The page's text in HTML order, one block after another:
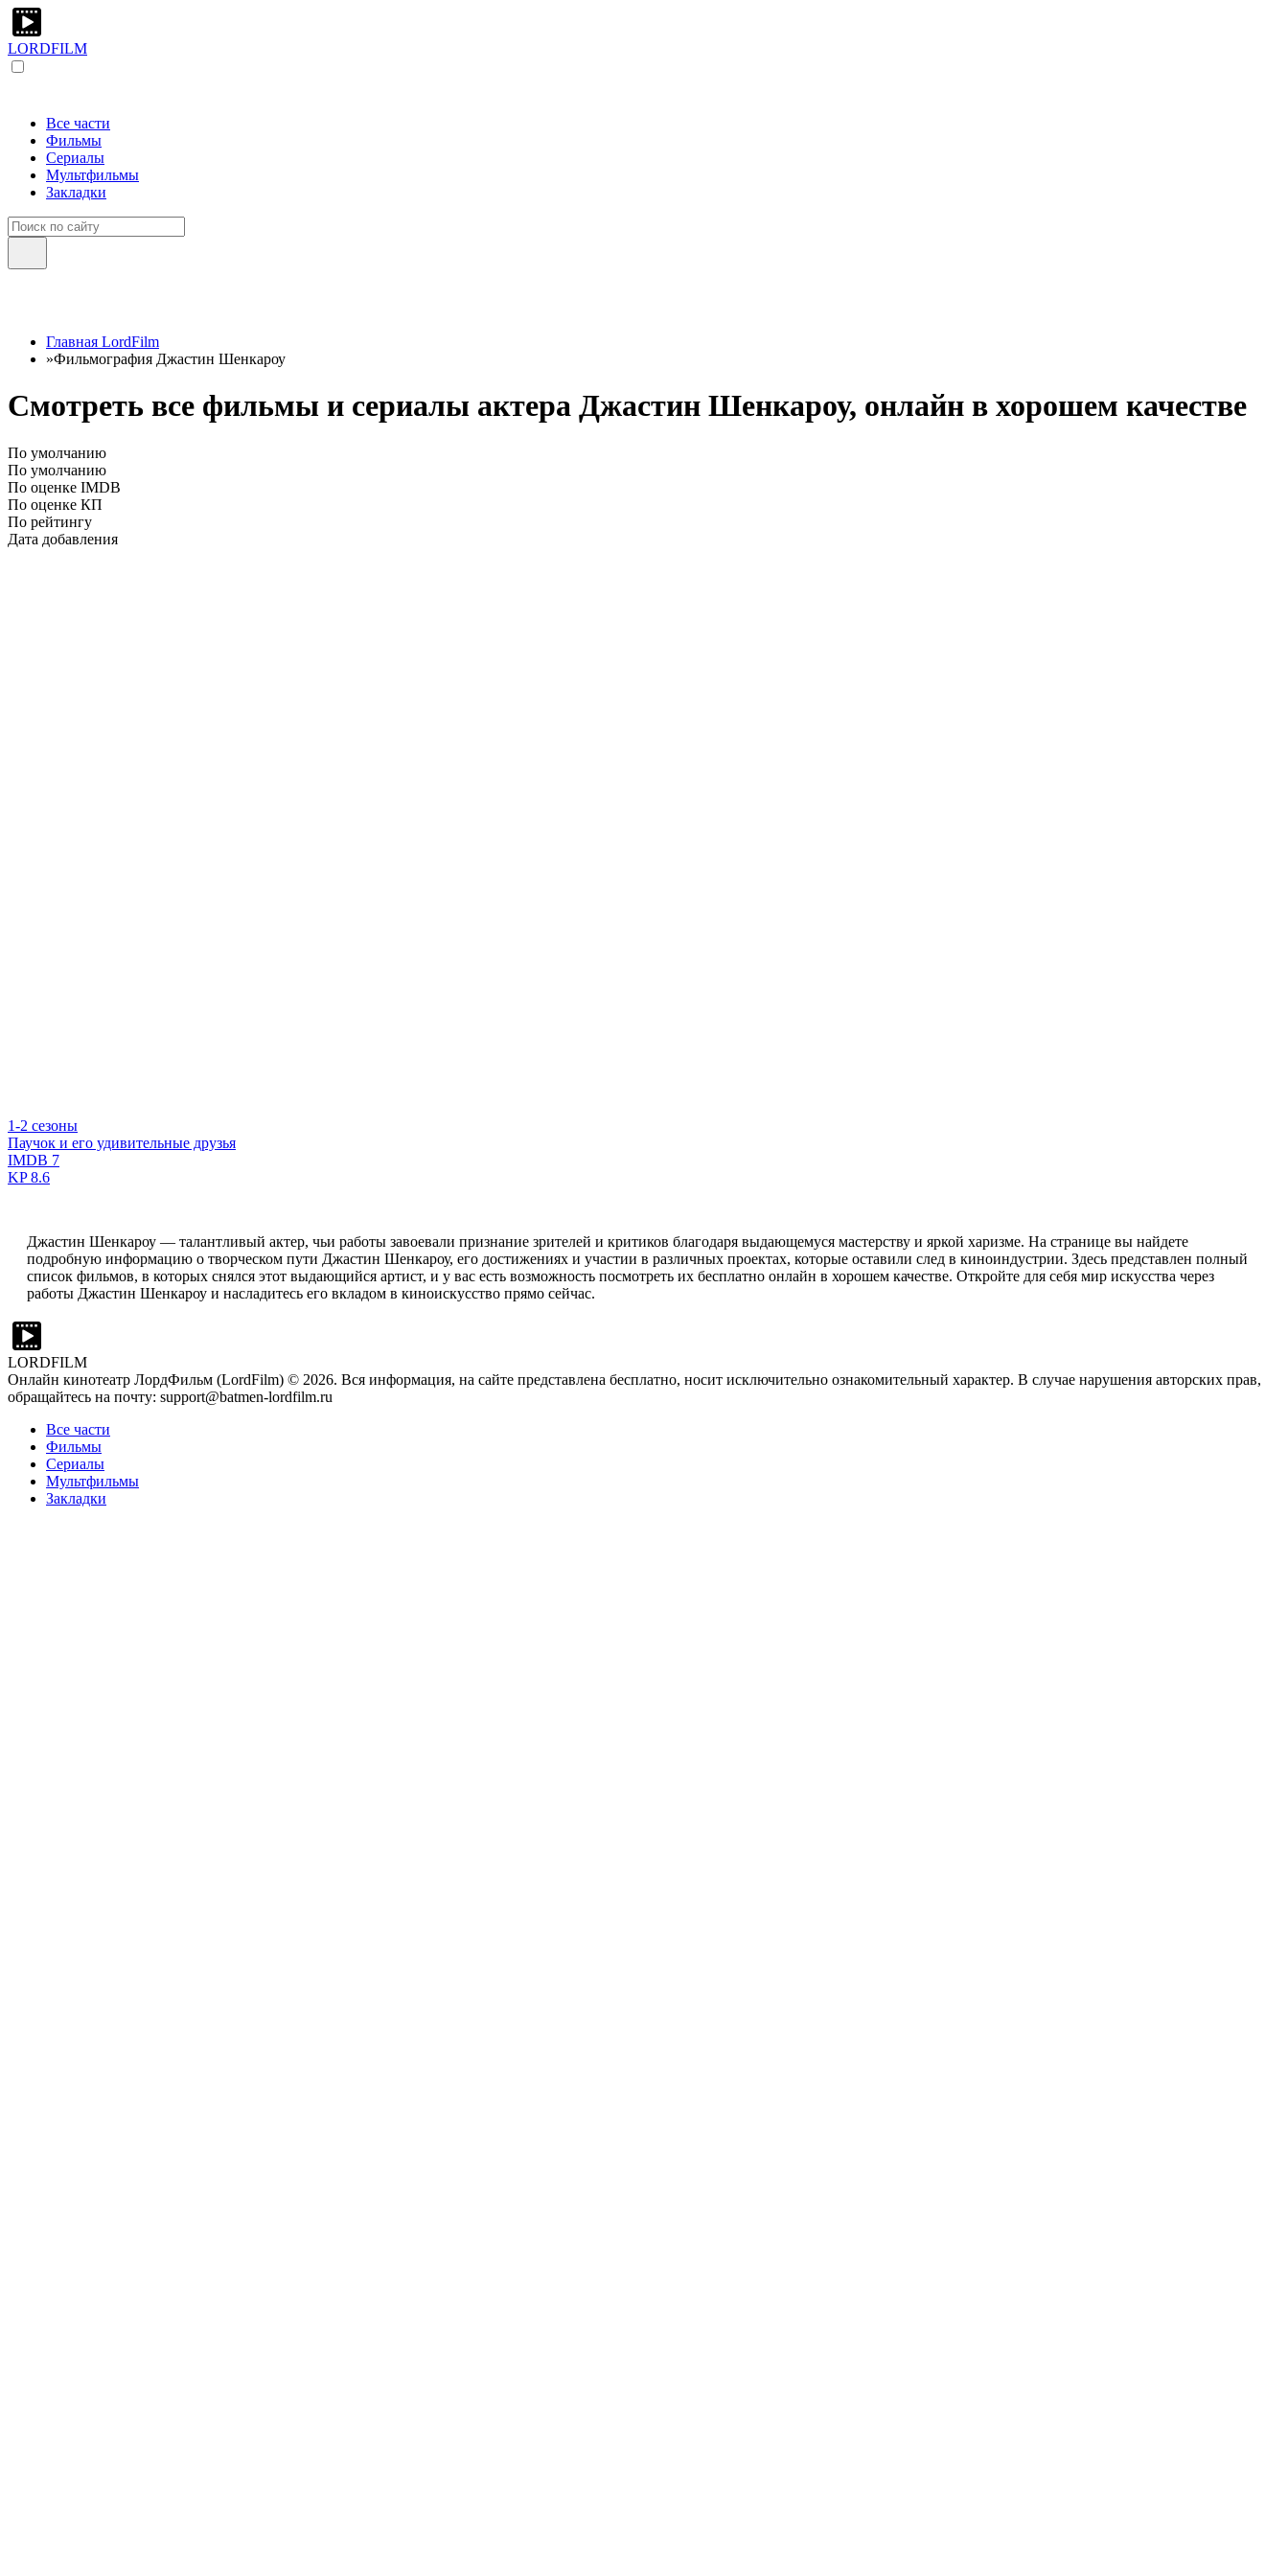
LORDFILM
Все части
Фильмы
Сериалы
Мультфильмы
Закладки
Главная LordFilm
»Фильмография Джастин Шенкароу
Смотреть все фильмы и сериалы актера Джастин Шенкароу, онлайн в хорошем качестве
По умолчанию
По умолчанию
По оценке IMDB
По оценке КП
По рейтингу
Дата добавления
1-2 сезоны
Паучок и его удивительные друзья
IMDB 7
KP8.6
Джастин Шенкароу — талантливый актер, чьи работы завоевали признание зрителей и критиков благодаря выдающемуся мастерству и яркой харизме. На странице вы найдете
подробную информацию о творческом пути Джастин Шенкароу, его достижениях и участии в различных проектах, которые оставили след в киноиндустрии. Здесь представлен полный
список фильмов, в которых снялся этот выдающийся артист, и у вас есть возможность посмотреть их бесплатно онлайн в хорошем качестве. Откройте для себя мир искусства через
работы Джастин Шенкароу и насладитесь его вкладом в киноискусство прямо сейчас.
LORDFILM
Онлайн кинотеатр ЛордФильм (LordFilm) © 2026. Вся информация, на сайте представлена бесплатно, носит исключительно ознакомительный характер. В случае нарушения авторских прав,
обращайтесь на почту: support@batmen-lordfilm.ru
Все части
Фильмы
Сериалы
Мультфильмы
Закладки